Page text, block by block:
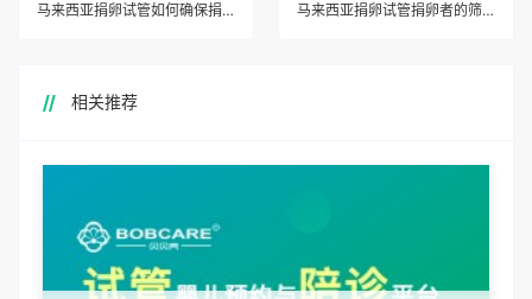
马来西亚捐卵试管如何确保捐卵者的隐私和安全？
马来西亚捐卵试管捐卵者的筛选流程是怎样的？
相关推荐